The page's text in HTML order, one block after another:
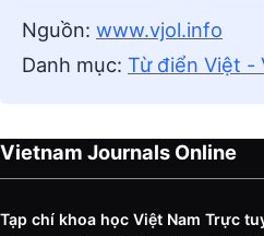
Nguồn: www.vjol.info
Danh mục: Từ điển Việt -
Vietnam Journals Online
Tạp chí khoa học Việt Nam Trực